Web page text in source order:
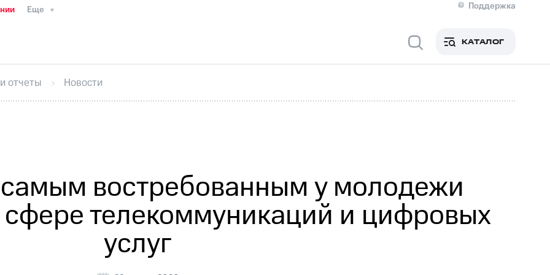
Еще
Поддержка
Медиа-центр
ИнтервьюФинансовая отчетностьКонтактыНовости в регионе
секретарьРаскрытие информации
кабинет акционераАкционерный капиталКонтроль и аудитРынок акций
КАТАЛОГ
отчеты Новости
востребованным у молодежи
сфере телекоммуникаций и цифровых
услуг